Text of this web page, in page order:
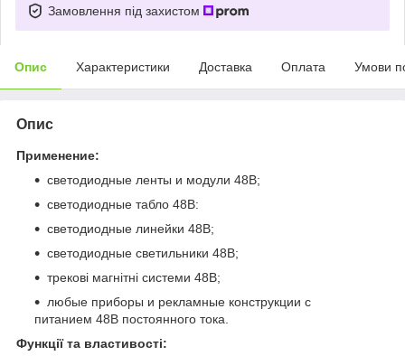
Замовлення під захистом
Опис Характеристики Доставка Оплата Умови
Опис
Применение:
светодиодные ленты и модули 48В;
светодиодные табло 48В:
светодиодные линейки 48В;
светодиодные светильники 48В;
трекові магнітні системи 48В;
любые приборы и рекламные конструкции с
питанием 48В постоянного тока.
Функції та властивості: